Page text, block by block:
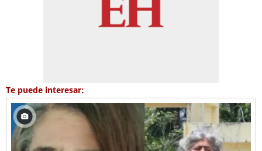
Te puede interesar: